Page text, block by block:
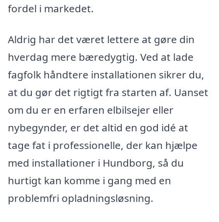
fordel i markedet.
Aldrig har det været lettere at gøre din
hverdag mere bæredygtig. Ved at lade
fagfolk håndtere installationen sikrer du,
at du gør det rigtigt fra starten af. Uanset
om du er en erfaren elbilsejer eller
nybegynder, er det altid en god idé at
tage fat i professionelle, der kan hjælpe
med installationer i Hundborg, så du
hurtigt kan komme i gang med en
problemfri opladningsløsning.